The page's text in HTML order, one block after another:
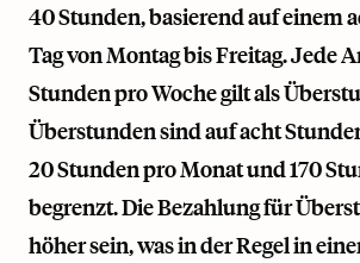
40 Stunden, basierend auf einem
Tag von Montag bis Freitag. Jede
Stunden pro Woche gilt als
Überstunden sind auf acht
20 Stunden pro Monat und 170
begrenzt. Die Bezahlung für
höher sein, was in der Regel in